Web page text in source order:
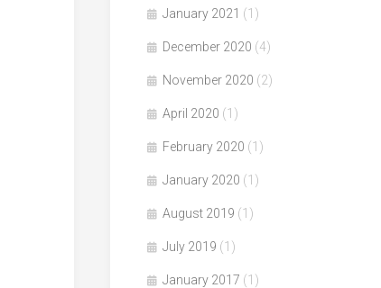
January 2021 (1)
December 2020 (4)
November 2020 (2)
April 2020 (1)
February 2020 (1)
January 2020 (1)
August 2019 (1)
July 2019 (1)
January 2017 (1)